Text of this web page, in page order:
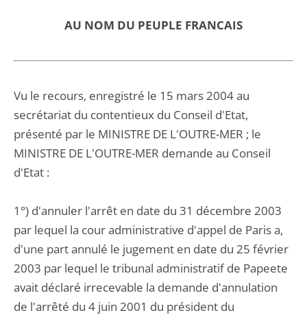
AU NOM DU PEUPLE FRANCAIS
Vu le recours, enregistré le 15 mars 2004 au
secrétariat du contentieux du Conseil d'Etat,
présenté par le MINISTRE DE L'OUTRE-MER ; le
MINISTRE DE L'OUTRE-MER demande au Conseil
d'Etat :
1°) d'annuler l'arrêt en date du 31 décembre 2003
par lequel la cour administrative d'appel de Paris a,
d'une part annulé le jugement en date du 25 février
2003 par lequel le tribunal administratif de Papeete
avait déclaré irrecevable la demande d'annulation
de l'arrêté du 4 juin 2001 du président du